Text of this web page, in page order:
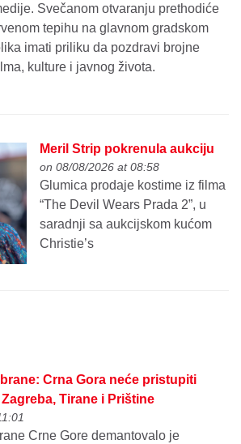
Svečanom otvaranju prethodiće
tepihu na glavnom gradskom
imati priliku da pozdravi brojne
kulture i javnog života.
Meril Strip pokrenula aukciju
on 08/08/2026 at 08:58
Glumica prodaje kostime iz filma
“The Devil Wears Prada 2”, u
saradnji sa aukcijskom kućom
Christie’s
Crna Gora neće pristupiti
Tirane i Prištine
Crne Gore demantovalo je